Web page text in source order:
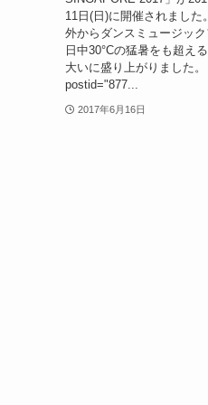
11日(日)に開催されました
外からダンスミュージック
日中30°Cの猛暑をも超え
大いに盛り上がりました
postid="877...
2017年6月16日